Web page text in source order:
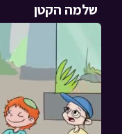
שלמה הקטן